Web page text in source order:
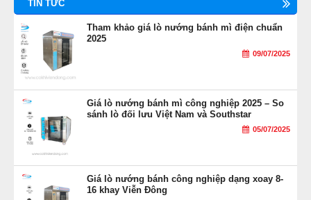
TIN TỨC
Tham khảo giá lò nướng bánh mì điện chuẩn
2025
09/07/2025
Giá lò nướng bánh mì công nghiệp 2025 – So
sánh lò đối lưu Việt Nam và Southstar
05/07/2025
Giá lò nướng bánh công nghiệp dạng xoay 8-
16 khay Viễn Đông